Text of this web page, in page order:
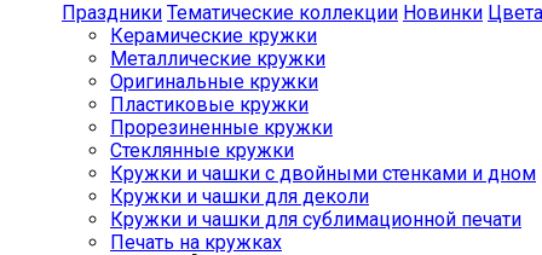
Праздники Тематические коллекции Новинки Цвета
Керамические кружки
Металлические кружки
Оригинальные кружки
Пластиковые кружки
Прорезиненные кружки
Стеклянные кружки
Кружки и чашки с двойными стенками и дном
Кружки и чашки для деколи
Кружки и чашки для сублимационной печати
Печать на кружках